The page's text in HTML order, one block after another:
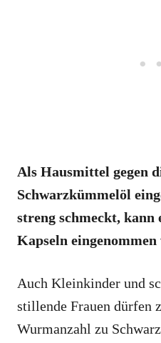
Als Hausmittel gegen
Schwarzkümmelöl
streng schmeckt, kann
Kapseln eingenommen
Auch Kleinkinder und
stillende Frauen dürfen
Wurmanzahl zu